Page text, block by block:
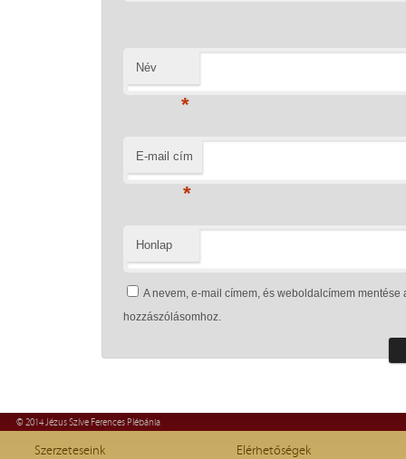
Név
*
E-mail cím
*
Honlap
A nevem, e-mail címem, és weboldalcímem
hozzászólásomhoz.
© 2014 Jézus Szíve Ferences Plébánia
Szerzeteseink
Elérhetőségek